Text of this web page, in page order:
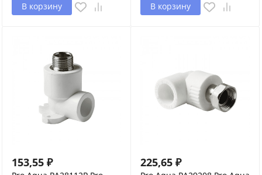
В корзину В корзину
153,55 ₽ 225,65 ₽